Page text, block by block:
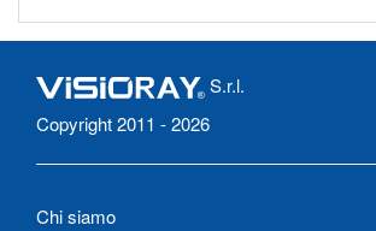
S.r.l.
Copyright 2011 - 2026
Chi siamo